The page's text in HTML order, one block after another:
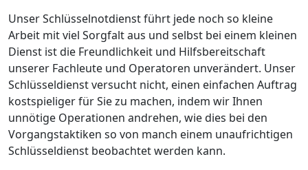
Unser Schlüsselnotdienst führt jede noch so kleine
Arbeit mit viel Sorgfalt aus und selbst bei einem kleinen
Dienst ist die Freundlichkeit und Hilfsbereitschaft
unserer Fachleute und Operatoren unverändert. Unser
Schlüsseldienst versucht nicht, einen einfachen Auftrag
kostspieliger für Sie zu machen, indem wir Ihnen
unnötige Operationen andrehen, wie dies bei den
Vorgangstaktiken so von manch einem unaufrichtigen
Schlüsseldienst beobachtet werden kann.